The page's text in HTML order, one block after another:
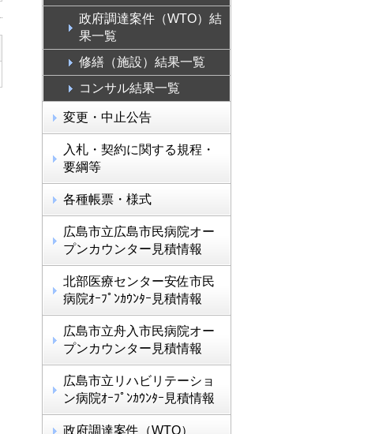
政府調達案件（WTO）結
果一覧
修繕（施設）結果一覧
コンサル結果一覧
変更・中止公告
入札・契約に関する規程・
要綱等
各種帳票・様式
広島市立広島市民病院オー
プンカウンター見積情報
北部医療センター安佐市民
病院ｵｰﾌﾟﾝｶｳﾝﾀｰ見積情報
広島市立舟入市民病院オー
プンカウンター見積情報
広島市立リハビリテーショ
ン病院ｵｰﾌﾟﾝｶｳﾝﾀｰ見積情報
政府調達案件（WTO）